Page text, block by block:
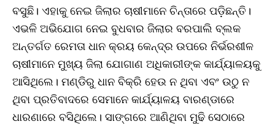
ବସୁଛି। ଏହାକୁ ନେଇ ଜିଲାର ଚାଷୀମାନେ ଚିନ୍ତାରେ ପଡ଼ିଛନ୍ତି।
ଏଭଳି ଅଭିଯୋଗ ନେଇ ବୁଧବାର ଜିଲାର ବରପାଲି ବ୍ଲକ
ଅନ୍ତର୍ଗତ ରେମତା ଧାନ କ୍ରୟ କେନ୍ଦ୍ର ଉପରେ ନିର୍ଭରଶୀଳ
ଚାଷୀମାନେ ମୁଖ୍ୟ ଜିଲା ଯୋଗାଣ ଅଧିକାରୀଙ୍କ କାର୍ଯ୍ୟାଳୟକୁ
ଆସିଥିଲେ। ମଣ୍ଡିରୁ ଧାନ ବିକ୍ରି ହେଉ ନ ଥିବା ଏବଂ ଉଠୁ ନ
ଥିବା ପ୍ରତିବାଦରେ ସେମାନେ କାର୍ଯ୍ୟାଳୟ ବାରଣ୍ଡାରେ
ଧାରଣାରେ ବସିଥିଲେ। ସାଙ୍ଗରେ ଆଣିଥିବା ମୁଢି ସେଠାରେ